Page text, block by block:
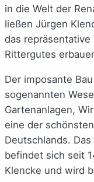
in die Welt der
ließen Jürgen
das repräsentative
Rittergutes
Der imposante
sogenannten
Gartenanlagen,
eine der
Deutschlands.
befindet sich seit
Klencke und wird